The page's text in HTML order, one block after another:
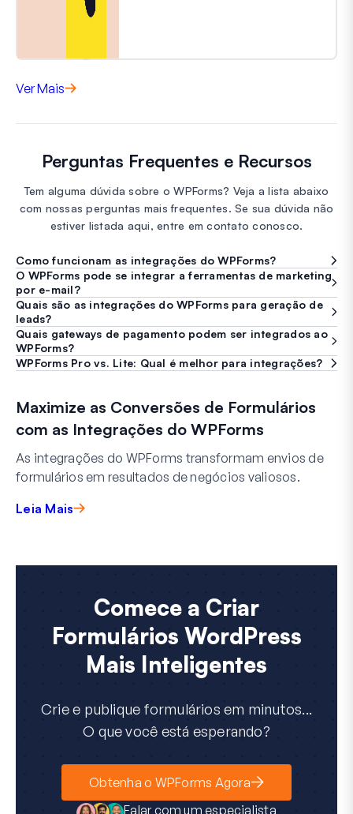
Ver Mais
Perguntas Frequentes e Recursos
Tem alguma dúvida sobre o WPForms? Veja a lista abaixo
com nossas perguntas mais frequentes. Se sua dúvida não
estiver listada aqui, entre em contato conosco.
Como funcionam as integrações do WPForms?
O WPForms pode se integrar a ferramentas de marketing
por e-mail?
Quais são as integrações do WPForms para geração de
leads?
Quais gateways de pagamento podem ser integrados ao
WPForms?
WPForms Pro vs. Lite: Qual é melhor para integrações?
Maximize as Conversões de Formulários
com as Integrações do WPForms
As integrações do WPForms transformam envios de
formulários em resultados de negócios valiosos.
Leia Mais
Comece a Criar
Formulários WordPress
Mais Inteligentes
Crie e publique formulários em minutos...
O que você está esperando?
Obtenha o WPForms Agora
Falar com um especialista